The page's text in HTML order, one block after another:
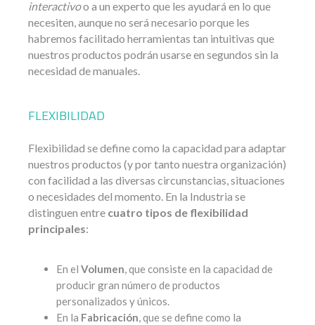
interactivoo a un experto que les ayudará en lo que
necesiten, aunque no será necesario porque les
habremos facilitado herramientas tan intuitivas que
nuestros productos podrán usarse en segundos sin la
necesidad de manuales.
FLEXIBILIDAD
Flexibilidad se define como la capacidad para adaptar
nuestros productos (y por tanto nuestra organización)
con facilidad a las diversas circunstancias, situaciones
o necesidades del momento. En la Industria se
distinguen entre cuatro tipos de flexibilidad
principales:
En el Volumen, que consiste en la capacidad de
producir gran número de productos
personalizados y únicos.
En la Fabricación, que se define como la